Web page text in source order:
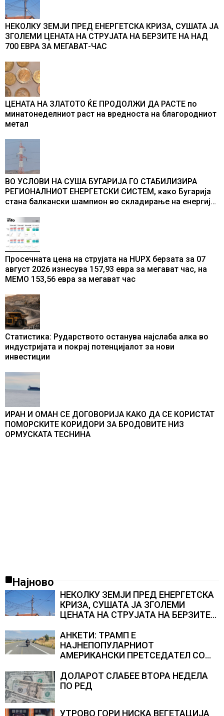
НЕКОЛКУ ЗЕМЈИ ПРЕД ЕНЕРГЕТСКА КРИЗА, СУШАТА ЈА
ЗГОЛЕМИ ЦЕНАТА НА СТРУЈАТА НА БЕРЗИТЕ НА НАД
700 ЕВРА ЗА МЕГАВАТ-ЧАС
ЦЕНАТА НА ЗЛАТОТО ЌЕ ПРОДОЛЖИ ДА РАСТЕ по
минатонеделниот раст на вредноста на благородниот
метал
ВО УСЛОВИ НА СУША БУГАРИЈА ГО СТАБИЛИЗИРА
РЕГИОНАЛНИОТ ЕНЕРГЕТСКИ СИСТЕМ, како Бугарија
стана балкански шампион во складирање на енергија
Просечната цена на струјата на HUPX берзата за 07
август 2026 изнесува 157,93 евра за мегават час, на
МЕМО 153,56 евра за мегават час
Статистика: Рударството останува најслаба алка во
индустријата и покрај потенцијалот за нови
инвестиции
ИРАН И ОМАН СЕ ДОГОВОРИЈА КАКО ДА СЕ КОРИСТАТ
ПОМОРСКИТЕ КОРИДОРИ ЗА БРОДОВИТЕ НИЗ
ОРМУСКАТА ТЕСНИНА
Најново
НЕКОЛКУ ЗЕМЈИ ПРЕД ЕНЕРГЕТСКА
КРИЗА, СУШАТА ЈА ЗГОЛЕМИ
ЦЕНАТА НА СТРУЈАТА НА БЕРЗИТЕ
АНКЕТИ: ТРАМП Е
НАЈНЕПОПУЛАРНИОТ
АМЕРИКАНСКИ ПРЕТСЕДАТЕЛ СО
резултатите од последните анкети
ДОЛАРОТ СЛАБЕЕ ВТОРА НЕДЕЛА
ПО РЕД
УТРОВО ГОРИ НИСКА ВЕГЕТАЦИЈА